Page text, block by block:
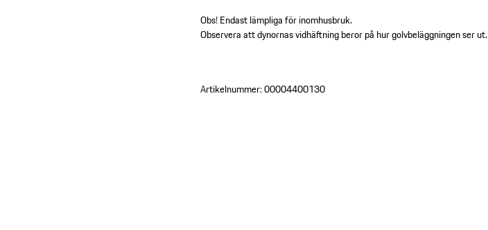
Obs! Endast lämpliga för inomhusbruk.
Observera att dynornas vidhäftning beror på hur golvbeläggningen ser ut.
Artikelnummer:00004400130